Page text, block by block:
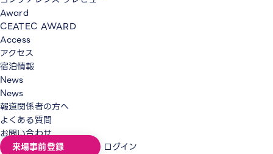
Award
CEATEC AWARD
Access
アクセス
宿泊情報
News
News
報道関係者の方へ
よくある質問
お問い合わせ
来場事前登録
ログイン